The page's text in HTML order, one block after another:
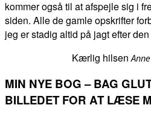
kommer også til at afspejle sig i
siden. Alle de gamle opskrifter
jeg er stadig altid på jagt efter
Kærlig hilsen
MIN NYE BOG – BAG
BILLEDET FOR AT LÆSE